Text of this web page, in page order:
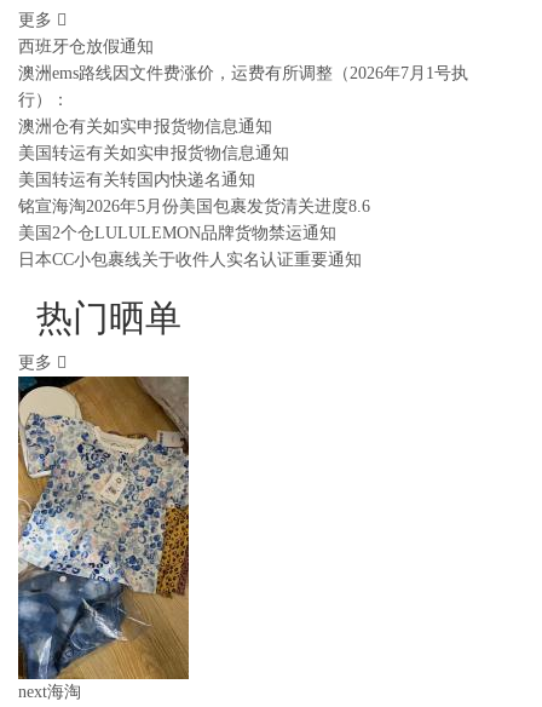
更多
西班牙仓放假通知
澳洲ems路线因文件费涨价，运费有所调整（2026年7月1号执
行）：
澳洲仓有关如实申报货物信息通知
美国转运有关如实申报货物信息通知
美国转运有关转国内快递名通知
铭宣海淘2026年5月份美国包裹发货清关进度8.6
美国2个仓LULULEMON品牌货物禁运通知
日本CC小包裹线关于收件人实名认证重要通知
热门晒单
更多
next海淘